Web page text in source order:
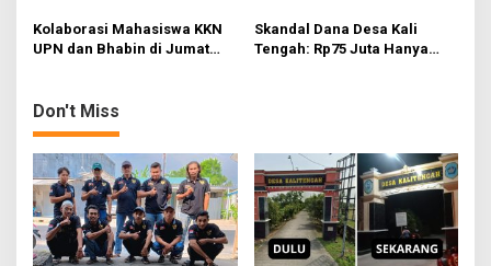
n
Empati
Menyelesaikan Hutang
Warga Lopang Kecamatan
Kembangbahu
Kolaborasi Mahasiswa KKN
UPN dan Bhabin di Jumat
Skandal Dana Desa Kali
Tengah: Rp75 Juta Hanya
Don't Miss